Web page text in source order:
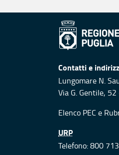
Contatti e
Lungomare N.
Via G. Gentile,
Elenco PEC e
URP
Telefono: 800